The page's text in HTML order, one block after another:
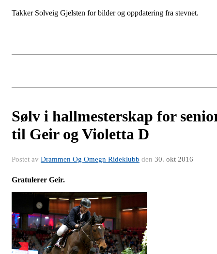
Takker Solveig Gjelsten for bilder og oppdatering fra stevnet.
Sølv i hallmesterskap for
til Geir og Violetta D
Postet av Drammen Og Omegn Rideklubb den 30. okt 2016
Gratulerer Geir.